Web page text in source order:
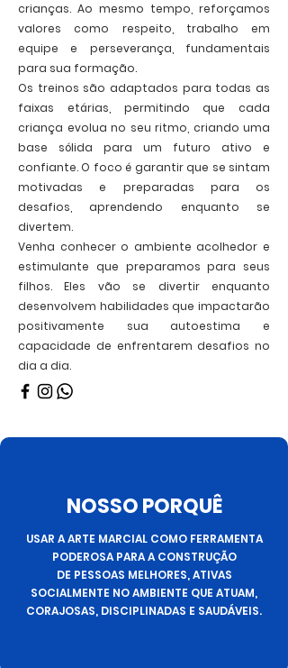
crianças. Ao mesmo tempo, reforçamos
valores como respeito, trabalho em
equipe e perseverança, fundamentais
para sua formação.
Os treinos são adaptados para todas as
faixas etárias, permitindo que cada
criança evolua no seu ritmo, criando uma
base sólida para um futuro ativo e
confiante. O foco é garantir que se sintam
motivadas e preparadas para os
desafios, aprendendo enquanto se
divertem.
Venha conhecer o ambiente acolhedor e
estimulante que preparamos para seus
filhos. Eles vão se divertir enquanto
desenvolvem habilidades que impactarão
positivamente sua autoestima e
capacidade de enfrentarem desafios no
dia a dia.
NOSSO PORQUÊ
USAR A ARTE MARCIAL COMO FERRAMENTA
PODEROSA PARA A CONSTRUÇÃO
DE PESSOAS MELHORES, ATIVAS
SOCIALMENTE NO AMBIENTE QUE ATUAM,
CORAJOSAS, DISCIPLINADAS E SAUDÁVEIS.